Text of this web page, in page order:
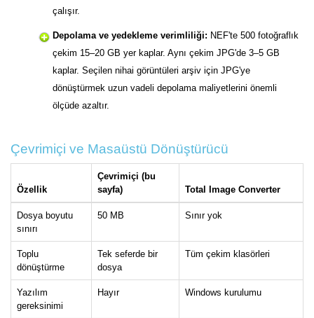
çalışır.
Depolama ve yedekleme verimliliği: NEF'te 500 fotoğraflık
çekim 15–20 GB yer kaplar. Aynı çekim JPG'de 3–5 GB
kaplar. Seçilen nihai görüntüleri arşiv için JPG'ye
dönüştürmek uzun vadeli depolama maliyetlerini önemli
ölçüde azaltır.
Çevrimiçi ve Masaüstü Dönüştürücü
Özellik
Çevrimiçi (bu
sayfa)
Total Image Converter
Dosya boyutu
sınırı
50 MB Sınır yok
Toplu
dönüştürme
Tek seferde bir
dosya
Tüm çekim klasörleri
Yazılım
gereksinimi
Hayır Windows kurulumu